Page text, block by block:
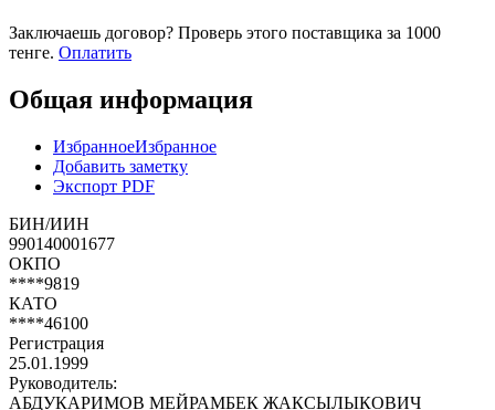
Заключаешь договор? Проверь этого поставщика за 1000
тенге. Оплатить
Общая информация
ИзбранноеИзбранное
Добавить заметку
Экспорт PDF
БИН/ИИН
990140001677
ОКПО
****9819
КАТО
****46100
Регистрация
25.01.1999
Руководитель:
АБДУКАРИМОВ МЕЙРАМБЕК ЖАКСЫЛЫКОВИЧ